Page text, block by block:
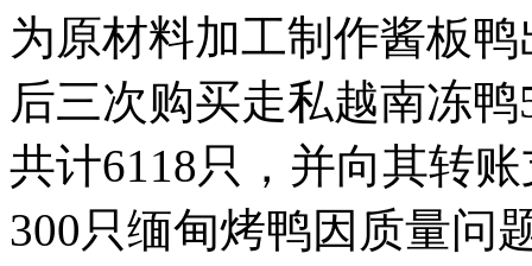
为原材料加工制作酱板
后三次购买走私越南冻
共计6118只，并向其转
300只缅甸烤鸭因质量问